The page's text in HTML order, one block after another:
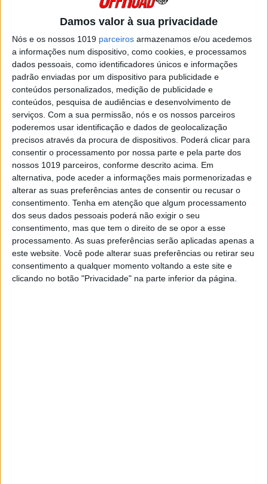
Damos valor à sua privacidade
Nós e os nossos 1019 parceiros armazenamos e/ou acedemos
a informações num dispositivo, como cookies, e processamos
dados pessoais, como identificadores únicos e informações
padrão enviadas por um dispositivo para publicidade e
conteúdos personalizados, medição de publicidade e
conteúdos, pesquisa de audiências e desenvolvimento de
serviços. Com a sua permissão, nós e os nossos parceiros
poderemos usar identificação e dados de geolocalização
precisos através da procura de dispositivos. Poderá clicar para
consentir o processamento por nossa parte e pela parte dos
nossos 1019 parceiros, conforme descrito acima. Em
alternativa, pode aceder a informações mais pormenorizadas e
alterar as suas preferências antes de consentir ou recusar o
consentimento. Tenha em atenção que algum processamento
dos seus dados pessoais poderá não exigir o seu
consentimento, mas que tem o direito de se opor a esse
processamento. As suas preferências serão aplicadas apenas a
este website. Você pode alterar suas preferências ou retirar seu
consentimento a qualquer momento voltando a este site e
clicando no botão "Privacidade" na parte inferior da página.
A Venhill, especialista em
mangueiras e cabos de
travão, agora oferece
atualizações de
mangueiras e cabos para
os modelos off-road
Honda CRF de última
geração.
As gamas de travão e embraiagem
‘Powerhose Plus’ da Venhill são fabricadas com
precisão e acabadas à mão na fábrica do
Reino Unido. As novas linhas foram
desenvolvidas com a contribuição da JM
Honda Racing de Jacky Martens em MXGP.